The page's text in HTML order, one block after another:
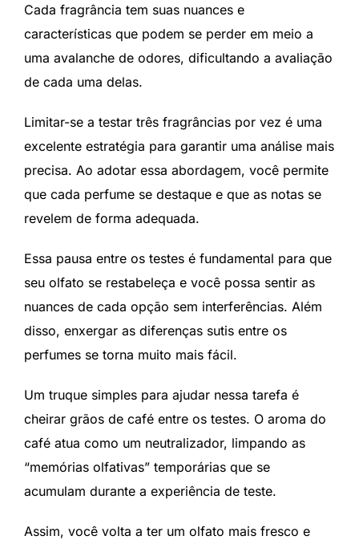
Cada fragrância tem suas nuances e
características que podem se perder em meio a
uma avalanche de odores, dificultando a avaliação
de cada uma delas.
Limitar-se a testar três fragrâncias por vez é uma
excelente estratégia para garantir uma análise mais
precisa. Ao adotar essa abordagem, você permite
que cada perfume se destaque e que as notas se
revelem de forma adequada.
Essa pausa entre os testes é fundamental para que
seu olfato se restabeleça e você possa sentir as
nuances de cada opção sem interferências. Além
disso, enxergar as diferenças sutis entre os
perfumes se torna muito mais fácil.
Um truque simples para ajudar nessa tarefa é
cheirar grãos de café entre os testes. O aroma do
café atua como um neutralizador, limpando as
“memórias olfativas” temporárias que se
acumulam durante a experiência de teste.
Assim, você volta a ter um olfato mais fresco e